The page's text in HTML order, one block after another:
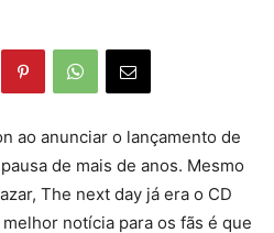
ao anunciar o lançamento de
de mais de anos. Mesmo
The next day já era o CD
notícia para os fãs é que